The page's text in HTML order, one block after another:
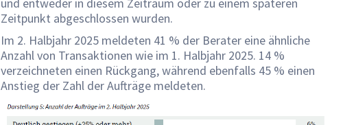
und entweder in diesem Zeitraum oder zu einem späteren
Zeitpunkt abgeschlossen wurden.
Im 2. Halbjahr 2025 meldeten 41 % der Berater eine ähnliche
Anzahl von Transaktionen wie im 1. Halbjahr 2025. 14 %
verzeichneten einen Rückgang, während ebenfalls 45 % einen
Anstieg der Zahl der Aufträge meldeten.